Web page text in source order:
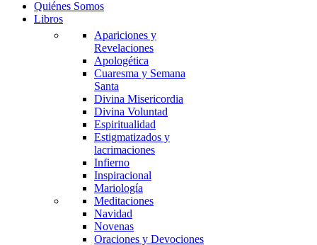
Quiénes Somos
Libros
Apariciones y
Revelaciones
Apologética
Cuaresma y Semana
Santa
Divina Misericordia
Divina Voluntad
Espiritualidad
Estigmatizados y
lacrimaciones
Infierno
Inspiracional
Mariología
Meditaciones
Navidad
Novenas
Oraciones y Devociones